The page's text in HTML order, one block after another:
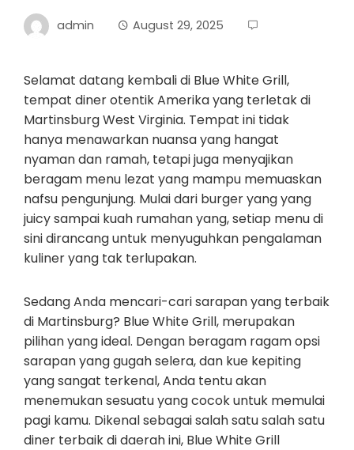
admin August 29, 2025
Selamat datang kembali di Blue White Grill,
tempat diner otentik Amerika yang terletak di
Martinsburg West Virginia. Tempat ini tidak
hanya menawarkan nuansa yang hangat
nyaman dan ramah, tetapi juga menyajikan
beragam menu lezat yang mampu memuaskan
nafsu pengunjung. Mulai dari burger yang yang
juicy sampai kuah rumahan yang, setiap menu di
sini dirancang untuk menyuguhkan pengalaman
kuliner yang tak terlupakan.
Sedang Anda mencari-cari sarapan yang terbaik
di Martinsburg? Blue White Grill, merupakan
pilihan yang ideal. Dengan beragam ragam opsi
sarapan yang gugah selera, dan kue kepiting
yang sangat terkenal, Anda tentu akan
menemukan sesuatu yang cocok untuk memulai
pagi kamu. Dikenal sebagai salah satu salah satu
diner terbaik di daerah ini, Blue White Grill